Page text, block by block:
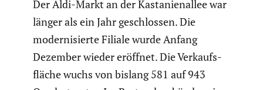
Der Aldi-Markt an der Kasta­ni­en­allee war
länger als ein Jahr geschlossen. Die
moder­ni­sierte Filiale wurde Anfang
Dezember wieder eröffnet. Die Verkaufs­
fläche wuchs von bislang 581 auf 943